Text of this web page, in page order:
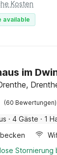
Kosten
available
im
(60 Bewertungen)
· 4 Gäste · 1